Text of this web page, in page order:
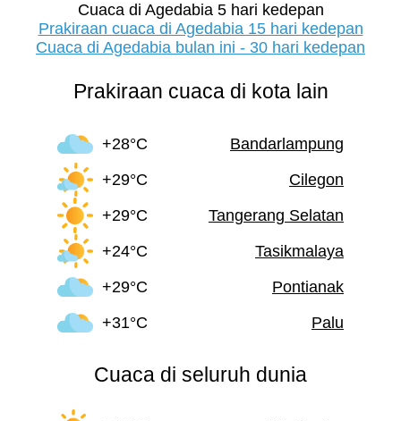
Cuaca di Agedabia 5 hari kedepan
Prakiraan cuaca di Agedabia 15 hari kedepan
Cuaca di Agedabia bulan ini - 30 hari kedepan
Prakiraan cuaca di kota lain
+28°C
Bandarlampung
+29°C
Cilegon
+29°C
Tangerang Selatan
+24°C
Tasikmalaya
+29°C
Pontianak
+31°C
Palu
Cuaca di seluruh dunia